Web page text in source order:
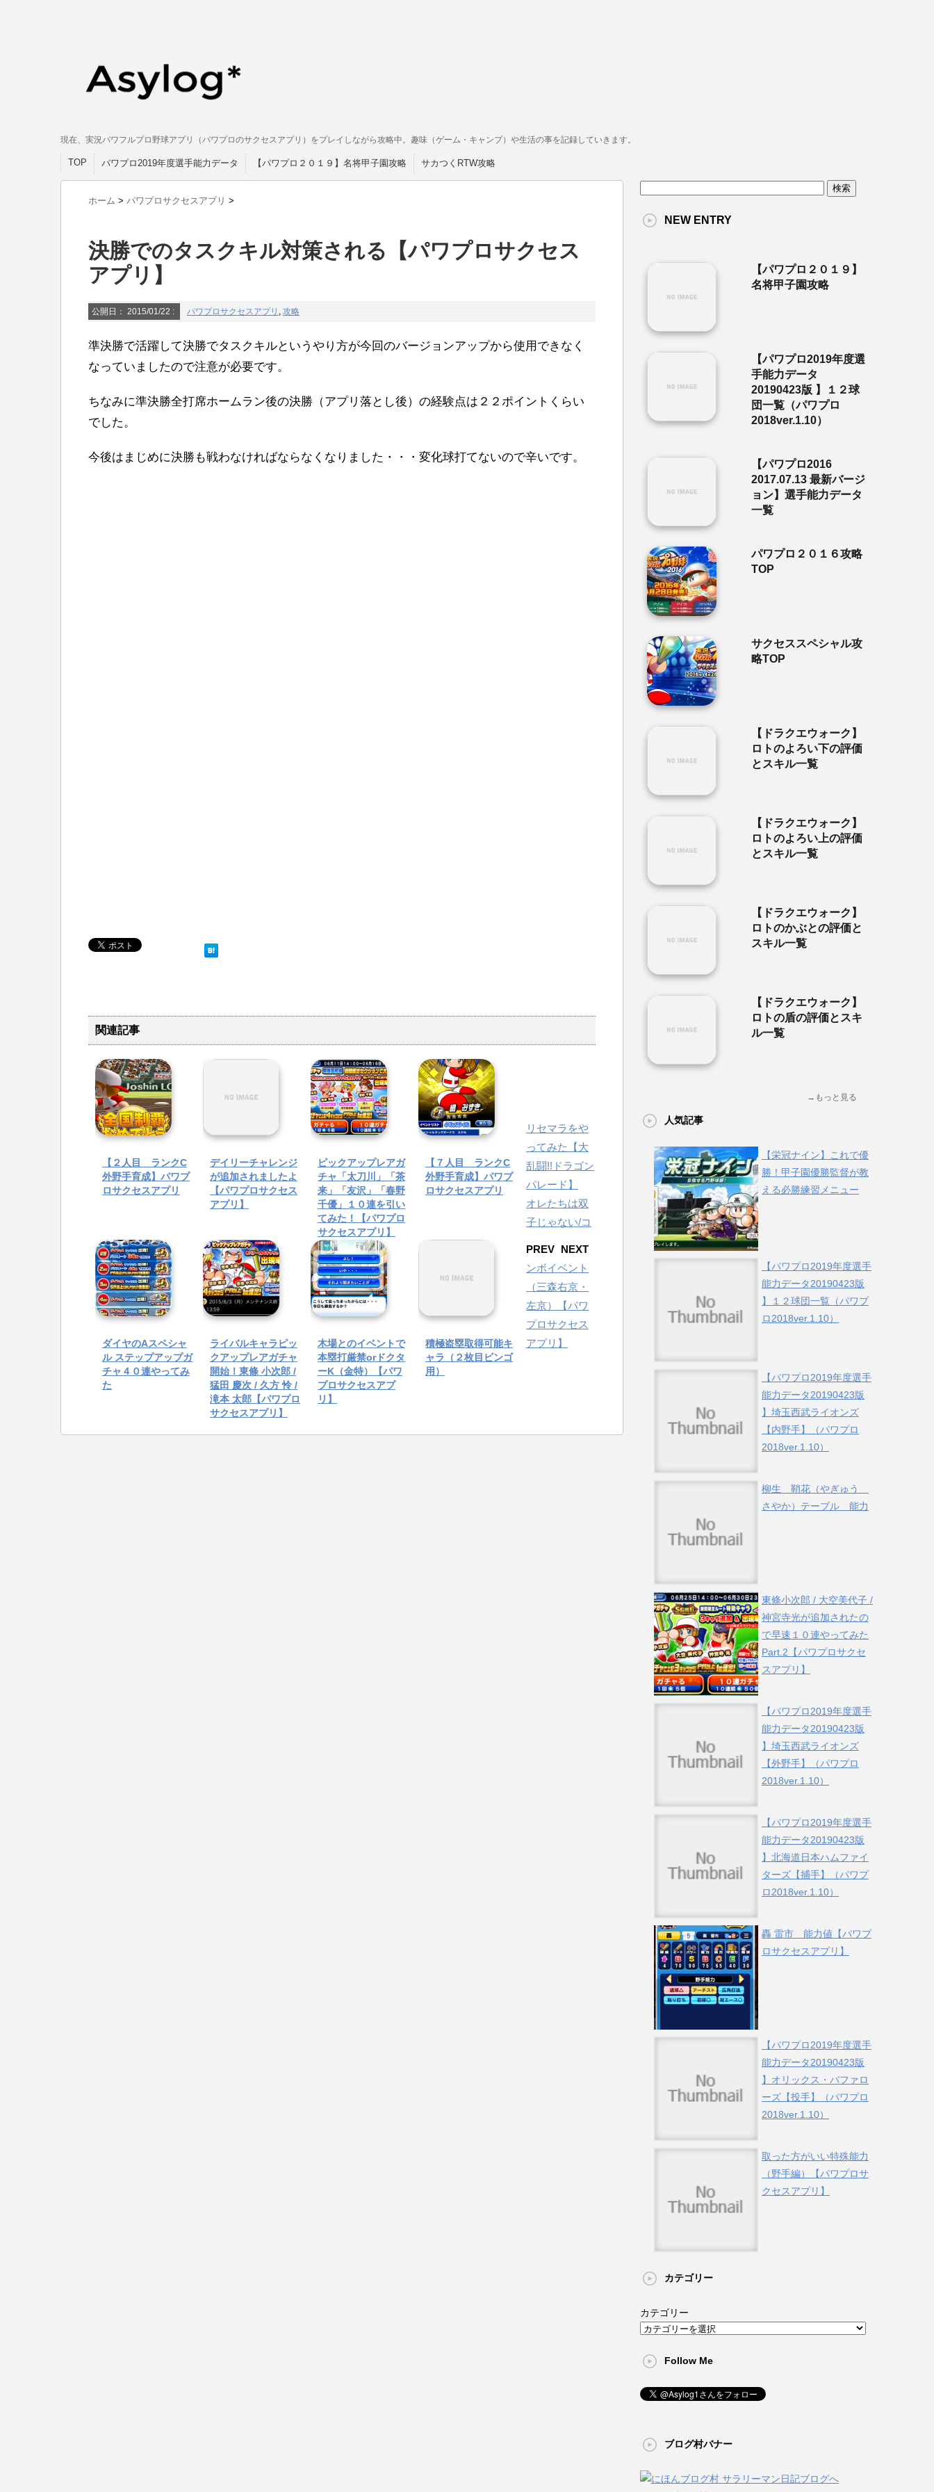
現在、実況パワフルプロ野球アプリ（パワプロのサクセスアプリ）をプレイしながら攻略中。趣味（ゲーム・キャンプ）や生活の事を記録していきます。
TOP パワプロ2019年度選手能力データ 【パワプロ２０１９】名将甲子園攻略 サカつくRTW攻略
ホーム > パワプロサクセスアプリ >
決勝でのタスクキル対策される【パワプロサクセス
アプリ】
公開日： 2015/01/22 : パワプロサクセスアプリ , 攻略
準決勝で活躍して決勝でタスクキルというやり方が今回のバージョンアップから使用できなく
なっていましたので注意が必要です。
ちなみに準決勝全打席ホームラン後の決勝（アプリ落とし後）の経験点は２２ポイントくらい
でした。
今後はまじめに決勝も戦わなければならなくなりました・・・変化球打てないので辛いです。
関連記事
【２人目 ランクC
外野手育成】パワプ
ロサクセスアプリ
デイリーチャレンジ
が追加されましたよ
【パワプロサクセス
アプリ】
ピックアップレアガ
チャ「太刀川」「茶
来」「友沢」「春野
千優」１０連を引い
てみた！【パワプロ
サクセスアプリ】
【７人目 ランクC
外野手育成】パワプ
ロサクセスアプリ
ダイヤのAスペシャ
ル ステップアップガ
チャ４０連やってみ
た
ライバルキャラピッ
クアップレアガチャ
開始！東條 小次郎 /
猛田 慶次 / 久方 怜 /
滝本 太郎【パワプロ
サクセスアプリ】
木場とのイベントで
本塁打厳禁orドクタ
ーK（金特）【パワ
プロサクセスアプ
リ】
積極盗塁取得可能キ
ャラ（２枚目ビンゴ
用）
PREV
リセマラをや
ってみた【大
乱闘!!ドラゴン
パレード】
NEXT
オレたちは双
子じゃない/コ
ンボイベント
（三森右京・
左京）【パワ
プロサクセス
アプリ】
NEW ENTRY
【パワプロ２０１９】
名将甲子園攻略
【パワプロ2019年度選
手能力データ
20190423版 】１２球
団一覧（パワプロ
2018ver.1.10）
【パワプロ2016
2017.07.13 最新バージ
ョン】選手能力データ
一覧
パワプロ２０１６攻略
TOP
サクセススペシャル攻
略TOP
【ドラクエウォーク】
ロトのよろい下の評価
とスキル一覧
【ドラクエウォーク】
ロトのよろい上の評価
とスキル一覧
【ドラクエウォーク】
ロトのかぶとの評価と
スキル一覧
【ドラクエウォーク】
ロトの盾の評価とスキ
ル一覧
→もっと見る
人気記事
【栄冠ナイン】これで優
勝！甲子園優勝監督が教
える必勝練習メニュー
【パワプロ2019年度選手
能力データ20190423版
】１２球団一覧（パワプ
ロ2018ver.1.10）
【パワプロ2019年度選手
能力データ20190423版
】埼玉西武ライオンズ
【内野手】（パワプロ
2018ver.1.10）
柳生 鞘花（やぎゅう
さやか）テーブル 能力
東條小次郎 / 大空美代子 /
神宮寺光が追加されたの
で早速１０連やってみた
Part.2【パワプロサクセ
スアプリ】
【パワプロ2019年度選手
能力データ20190423版
】埼玉西武ライオンズ
【外野手】（パワプロ
2018ver.1.10）
【パワプロ2019年度選手
能力データ20190423版
】北海道日本ハムファイ
ターズ【捕手】（パワプ
ロ2018ver.1.10）
轟 雷市 能力値【パワプ
ロサクセスアプリ】
【パワプロ2019年度選手
能力データ20190423版
】オリックス・バファロ
ーズ【投手】（パワプロ
2018ver.1.10）
取った方がいい特殊能力
（野手編）【パワプロサ
クセスアプリ】
カテゴリー
カテゴリー
Follow Me
ブログ村バナー